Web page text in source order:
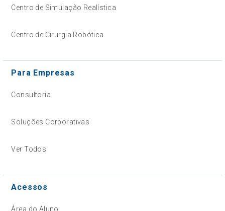
Centro de Simulação Realística
Centro de Cirurgia Robótica
Para Empresas
Consultoria
Soluções Corporativas
Ver Todos
Acessos
Área do Aluno